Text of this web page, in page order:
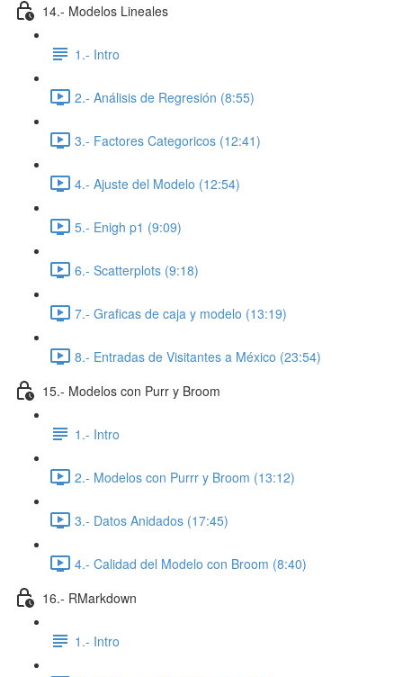
14.- Modelos Lineales
1.- Intro
2.- Análisis de Regresión (8:55)
3.- Factores Categoricos (12:41)
4.- Ajuste del Modelo (12:54)
5.- Enigh p1 (9:09)
6.- Scatterplots (9:18)
7.- Graficas de caja y modelo (13:19)
8.- Entradas de Visitantes a México (23:54)
15.- Modelos con Purr y Broom
1.- Intro
2.- Modelos con Purrr y Broom (13:12)
3.- Datos Anidados (17:45)
4.- Calidad del Modelo con Broom (8:40)
16.- RMarkdown
1.- Intro